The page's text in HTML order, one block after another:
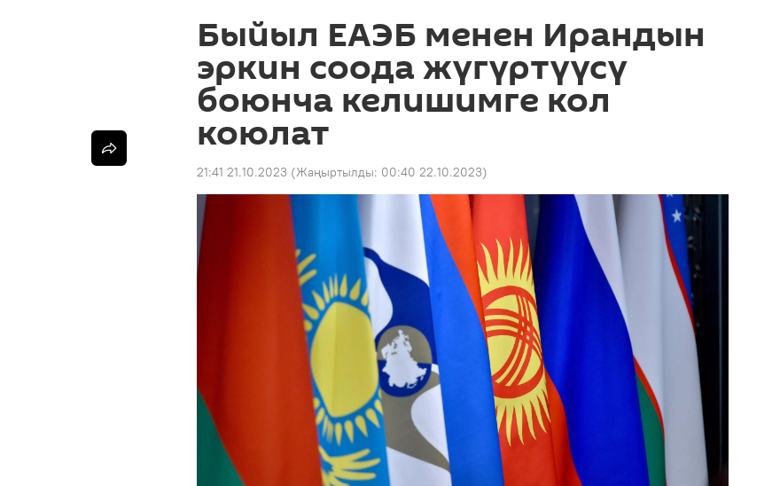
Быйыл ЕАЭБ менен Ирандын
эркин соода жүгүртүүсү
боюнча келишимге кол
коюлат
21:41 21.10.2023 (Жаңыртылды: 00:40 22.10.2023)